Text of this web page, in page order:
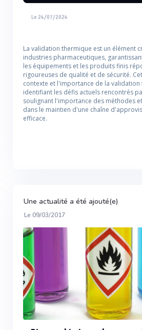
Le 24/07/2024
La validation thermique est un élément
industries pharmaceutiques,
les équipements et les produits finis
rigoureuses de qualité et de sécurité.
contexte et l'importance de la validation
identifiant les défis actuels rencontrés
soulignant l'importance des méthodes
dans le maintien d'une chaîne
efficace.
Une actualité a été ajouté(e)
Le 09/03/2017